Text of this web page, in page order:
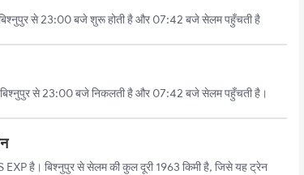
से 23:00 बजे शुरू होती है और 07:42 बजे सेलम पहुँचती है
से 23:00 बजे निकलती है और 07:42 बजे सेलम पहुँचती है।
है। बिश्नुपुर से सेलम की कुल दूरी 1963 किमी है, जिसे यह ट्रेन